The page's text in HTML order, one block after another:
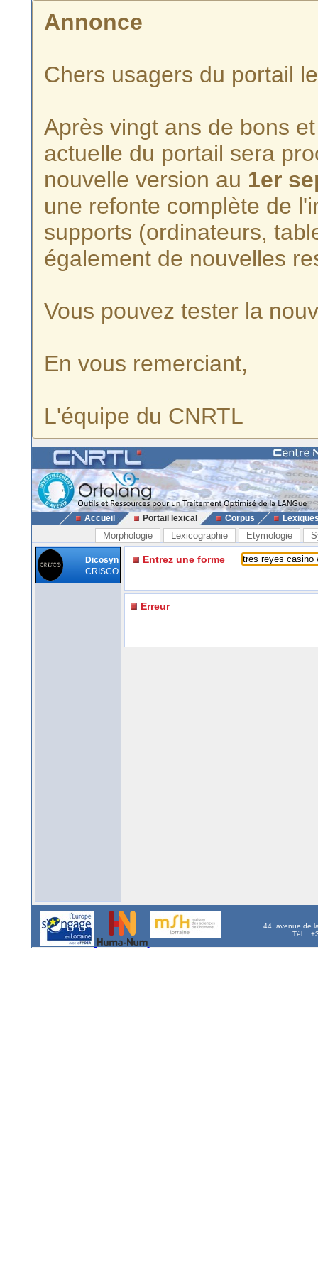
Annonce
Chers usagers du portail
Après vingt ans de bons
actuelle du portail sera
nouvelle version au 1er
une refonte complète de
supports (ordinateurs,
également de nouvelles
Vous pouvez tester la
En vous remerciant,
L'équipe du CNRTL
Accueil Portail lexical Corpus
Morphologie Lexicographie Etymologie
Dicosyn
CRISCO
Entrez une forme
Erreur
44, avenue de
Tél. :